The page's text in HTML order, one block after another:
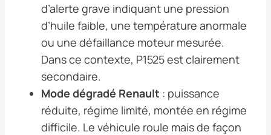
d’alerte grave indiquant une pression
d’huile faible, une température anormale
ou une défaillance moteur mesurée.
Dans ce contexte, P1525 est clairement
secondaire.
Mode dégradé Renault : puissance
réduite, régime limité, montée en régime
difficile. Le véhicule roule mais de façon